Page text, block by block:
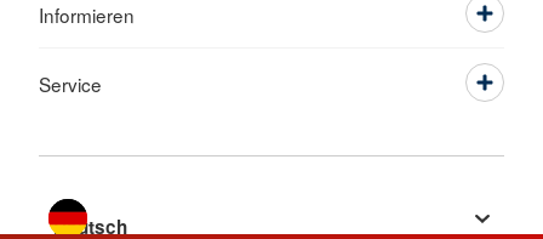
Informieren
Service
Sprache wechseln zu